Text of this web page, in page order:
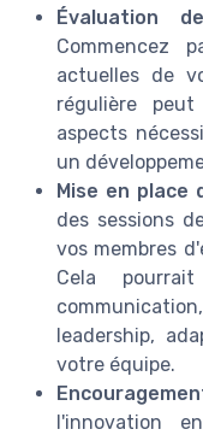
Évaluation
Commencez
actuelles de
régulière
aspects
un
Mise en place
des sessions
vos membres
Cela
leadership,
votre équipe.
l'innovation